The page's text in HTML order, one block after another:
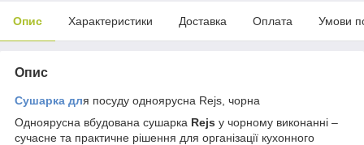
Опис Характеристики Доставка Оплата Умови
Опис
Сушарка для посуду одноярусна Rejs, чорна
Одноярусна вбудована сушарка Rejs у чорному виконанні –
сучасне та практичне рішення для організації кухонного